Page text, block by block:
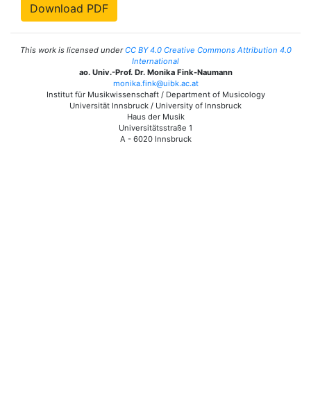
Download PDF
This work is licensed underCC BY 4.0 Creative Commons Attribution 4.0
International
ao. Univ.-Prof. Dr. Monika Fink-Naumann
monika.fink@uibk.ac.at
Institut für Musikwissenschaft / Department of Musicology
Universität Innsbruck / University of Innsbruck
Haus der Musik
Universitätsstraße 1
A - 6020 Innsbruck